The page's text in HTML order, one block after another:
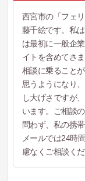
西宮市の「フェ
藤千絵です。私
は最初に一般企
イトを含めてさ
相談に乗ること
思うようになり
し大げさですが
います。ご相談
問わず、私の携
メールでは24時
慮なくご相談く